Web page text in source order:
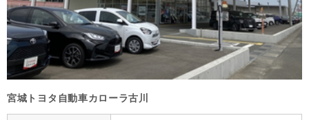
宮城トヨタ自動車カローラ古川